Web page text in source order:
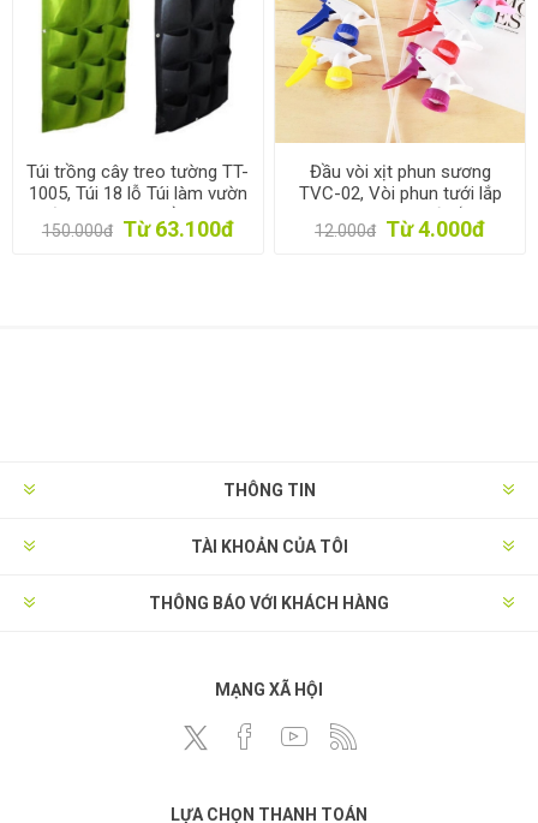
Túi trồng cây treo tường TT-
1005, Túi 18 lỗ Túi làm vườn
tường trang trí , trồng hoa,
rau, cây cảnh
150.000đ Từ 63.100đ
Đầu vòi xịt phun sương
TVC-02, Vòi phun tưới lắp
chai nhựa, Bơm tưới lắp chai
pet
12.000đ Từ 4.000đ
THÔNG TIN
TÀI KHOẢN CỦA TÔI
THÔNG BÁO VỚI KHÁCH HÀNG
MẠNG XÃ HỘI
LỰA CHỌN THANH TOÁN